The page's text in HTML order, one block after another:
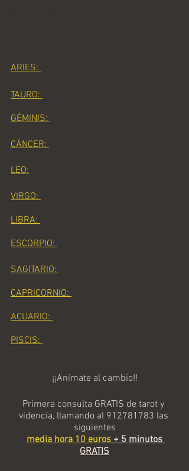
ARIES:
TAURO:
GÉMINIS:
CÁNCER:
LEO:
VIRGO:
LIBRA:
ESCORPIO:
SAGITARIO:
CAPRICORNIO:
ACUARIO:
PISCIS:
¡¡Anímate al cambio!!
Primera consulta GRATIS de tarot y
videncia, llamando al 912781783 las
siguientes
media hora 10 euros + 5 minutos
GRATIS